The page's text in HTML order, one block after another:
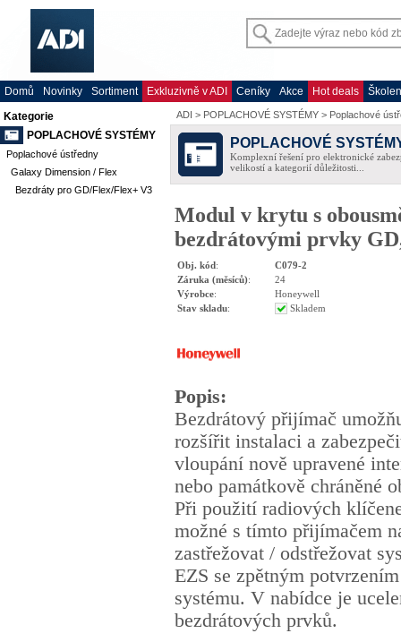
Domů Novinky Sortiment Exkluzivně v ADI Ceníky Akce Hot deals
Kategorie
POPLACHOVÉ SYSTÉMY
Poplachové ústředny
Galaxy Dimension / Flex
Bezdráty pro GD/Flex/Flex+ V3
ADI > POPLACHOVÉ SYSTÉMY > Poplachové
POPLACHOVÉ
Komplexní řešení pro elektronické
velikostí a kategorií důležitosti...
Modul v krytu s
bezdrátovými prvky
Obj. kód:
C079-2
Záruka (měsíců):
24
Výrobce:
Honeywell
Stav skladu: Skladem
Popis:
Bezdrátový přijímač
rozšířit instalaci a
vloupání nově upravené
nebo památkově chráněné
Při použití radiových
možné s tímto přijímačem
zastřežovat / odstřežovat
EZS se zpětným
systému. V nabídce je
bezdrátových prvků.